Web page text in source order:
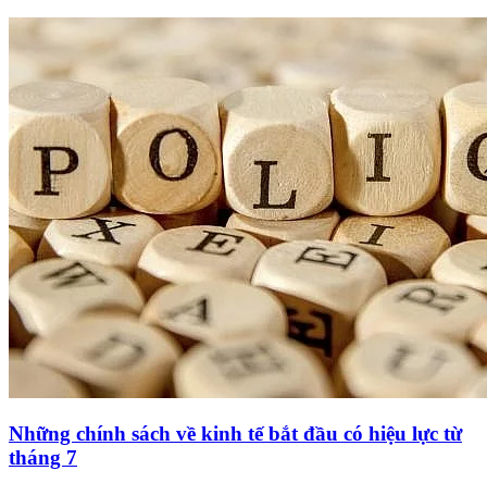
Những chính sách về kinh tế bắt đầu có hiệu lực từ
tháng 7